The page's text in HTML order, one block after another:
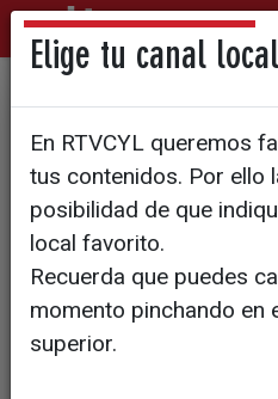
7.774
regularización
Elige tu canal
En RTVCYL queremos
tus contenidos. Por ello
posibilidad de que
local favorito.
Recuerda que puedes
momento pinchando en
superior.